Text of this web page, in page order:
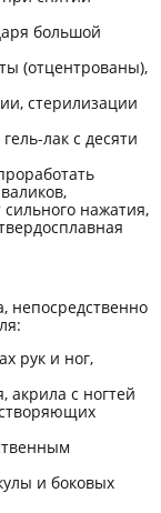
большой
(отцентрованы),
стерилизации
лак с десяти
нажатия,
непосредственно
рук и ног,
акрила с ногтей
и боковых